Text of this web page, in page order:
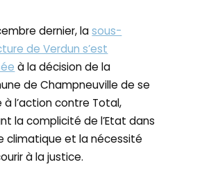
dernier, lasous-
de Verdun s’est
à la décision de la
de Champneuville de se
à l’action contre Total,
la complicité de l’Etat dans
climatique et la nécessité
à la justice.